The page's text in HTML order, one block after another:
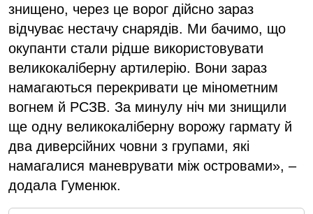
знищено, через це ворог дійсно зараз
відчуває нестачу снарядів. Ми бачимо, що
окупанти стали рідше використовувати
великокаліберну артилерію. Вони зараз
намагаються перекривати це мінометним
вогнем й РСЗВ. За минулу ніч ми знищили
ще одну великокаліберну ворожу гармату й
два диверсійних човни з групами, які
намагалися маневрувати між островами», –
додала Гуменюк.